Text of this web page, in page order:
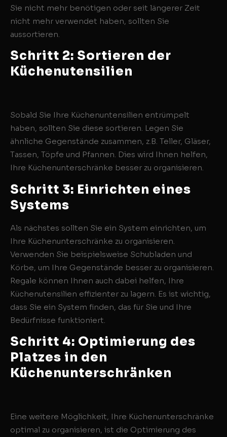
Sie nicht mehr benötigen oder seit längerer Zeit
nicht mehr verwendet haben, sollten Sie
aussortieren.
Schritt 2: Sortieren der
Küchenutensilien
Sobald Sie Ihre Küchenuntensilien entrümpelt
haben, sollten Sie diese sortieren. Legen Sie
ähnliche Gegenstände zusammen, z.B. Teller, Gläser,
Tassen, Töpfe und Pfannen. Dies wird Ihnen helfen,
Ihre Küchenunterschränke besser zu organisieren.
Schritt 3: Einrichten eines
Systems
Als nächstes sollten Sie ein System einrichten, um
Ihre Küchenunterschränke zu organisieren.
Verwenden Sie beispielsweise Schubladen und
Körbe, um Ihre Gegenstände besser zu organisieren.
Regale können Ihnen auch dabei helfen, Ihre
Küchenutensilien effizienter zu lagern. Es ist wichtig,
dass Sie ein System finden, das für Sie und Ihre
Bedürfnisse funktioniert.
Schritt 4: Optimierung des
Platzes in den
Küchenunterschränken
Eine weitere Möglichkeit, Ihre Küchenunterschränke
optimal zu organisieren, ist die Optimierung des